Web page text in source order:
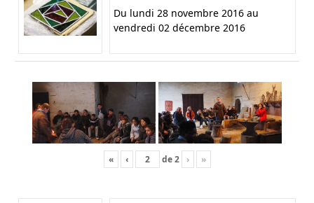
Du lundi 28 novembre 2016 au
vendredi 02 décembre 2016
« ‹ de2 › »